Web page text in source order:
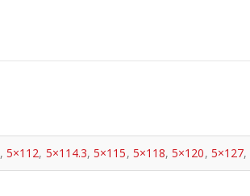
, 5×112, 5×114.3,5×115, 5×118,5×120, 5×127,